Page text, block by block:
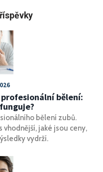
bělení:
bělení zubů.
jaké jsou ceny,
vydrží.